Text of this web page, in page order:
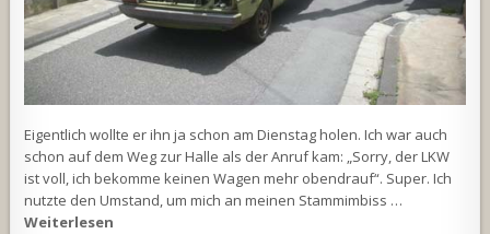
Eigentlich wollte er ihn ja schon am Dienstag holen. Ich war auch
schon auf dem Weg zur Halle als der Anruf kam: „Sorry, der LKW
ist voll, ich bekomme keinen Wagen mehr obendrauf“. Super. Ich
nutzte den Umstand, um mich an meinen Stammimbiss …
Weiterlesen